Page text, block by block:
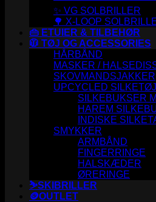
✨ VG SOLBRILLER
🌳 X-LOOP
👜 ETUIER & TILBEHØR
🧥 TØJ OG ACCESSORIES
HÅRBÅND
MASKER /
SKOVMANDSJAKKER
UPCYCLED SILKETØJ
SILKEBUKSER
HAREM
INDISKE
SMYKKER
ARMBÅND
FINGERRINGE
HALSKÆDER
ØRERINGE
⛷️SKIBRILLER
🪙OUTLET